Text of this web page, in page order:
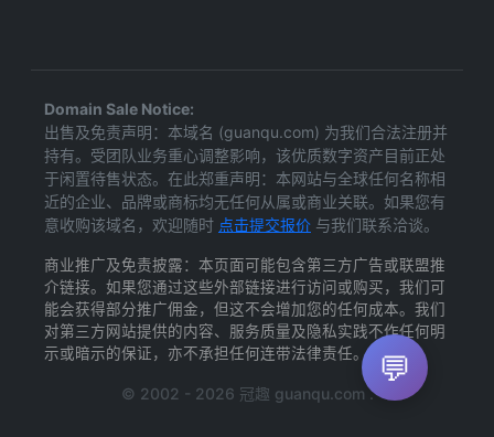
Domain Sale Notice:
出售及免责声明：本域名 (guanqu.com) 为我们合法注册并
持有。受团队业务重心调整影响，该优质数字资产目前正处
于闲置待售状态。在此郑重声明：本网站与全球任何名称相
近的企业、品牌或商标均无任何从属或商业关联。如果您有
意收购该域名，欢迎随时 点击提交报价 与我们联系洽谈。
商业推广及免责披露：本页面可能包含第三方广告或联盟推
介链接。如果您通过这些外部链接进行访问或购买，我们可
能会获得部分推广佣金，但这不会增加您的任何成本。我们
对第三方网站提供的内容、服务质量及隐私实践不作任何明
示或暗示的保证，亦不承担任何连带法律责任。
© 2002 - 2026 冠趣 guanqu.com .
💬